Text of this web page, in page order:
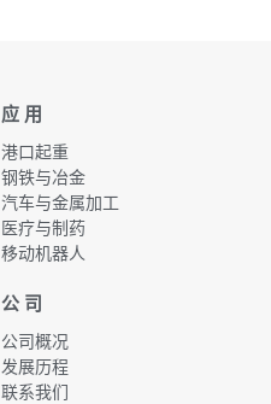
应 用
港口起重
钢铁与冶金
汽车与金属加工
医疗与制药
移动机器人
公 司
公司概况
发展历程
联系我们